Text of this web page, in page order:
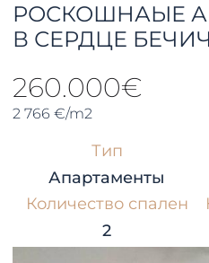
РОСКОШНАЫЕ
В СЕРДЦЕ
260.000€
2 766 €/m2
Тип
Апартаменты
Количество спален
2